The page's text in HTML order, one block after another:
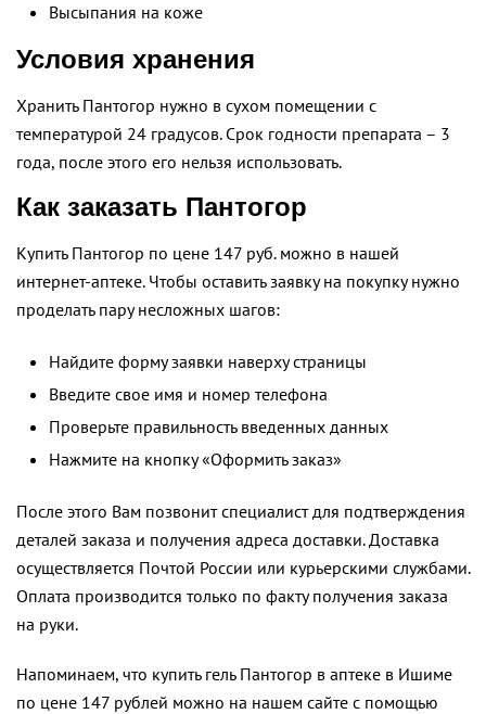
Высыпания на коже
Условия хранения
Хранить Пантогор нужно в сухом помещении с
температурой 24 градусов. Срок годности препарата – 3
года, после этого его нельзя использовать.
Как заказать Пантогор
Купить Пантогор по цене 147 руб. можно в нашей
интернет-аптеке. Чтобы оставить заявку на покупку нужно
проделать пару несложных шагов:
Найдите форму заявки наверху страницы
Введите свое имя и номер телефона
Проверьте правильность введенных данных
Нажмите на кнопку «Оформить заказ»
После этого Вам позвонит специалист для подтверждения
деталей заказа и получения адреса доставки. Доставка
осуществляется Почтой России или курьерскими службами.
Оплата производится только по факту получения заказа
на руки.
Напоминаем, что купить гель Пантогор в аптеке в Ишиме
по цене 147 рублей можно на нашем сайте с помощью